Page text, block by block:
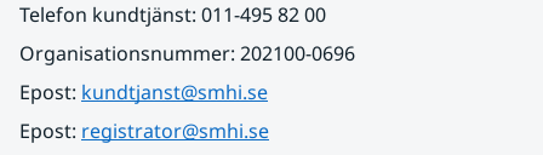
Telefon kundtjänst: 011-495 82 00
Organisationsnummer: 202100-0696
Epost: kundtjanst@smhi.se
Epost: registrator@smhi.se